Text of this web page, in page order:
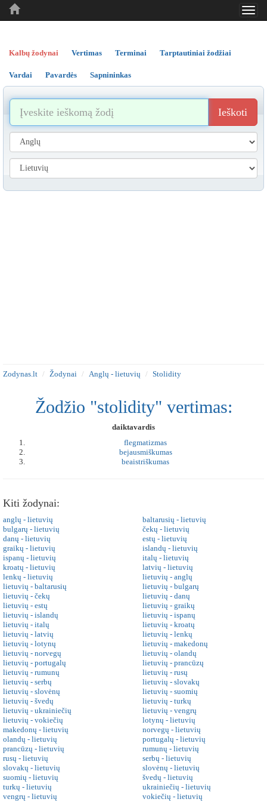
..
..
Kalbų žodynai Vertimas Terminai Tarptautiniai žodžiai
Vardai Pavardės Sapnininkas
Ieškoti
Zodynas.lt Žodynai Anglų - lietuvių Stolidity
Žodžio "stolidity" vertimas:
daiktavardis
flegmatizmas
bejausmiškumas
beaistriškumas
Kiti žodynai:
anglų - lietuvių
baltarusių - lietuvių
bulgarų - lietuvių
čekų - lietuvių
danų - lietuvių
estų - lietuvių
graikų - lietuvių
islandų - lietuvių
ispanų - lietuvių
italų - lietuvių
kroatų - lietuvių
latvių - lietuvių
lenkų - lietuvių
lietuvių - anglų
lietuvių - baltarusių
lietuvių - bulgarų
lietuvių - čekų
lietuvių - danų
lietuvių - estų
lietuvių - graikų
lietuvių - islandų
lietuvių - ispanų
lietuvių - italų
lietuvių - kroatų
lietuvių - latvių
lietuvių - lenkų
lietuvių - lotynų
lietuvių - makedonų
lietuvių - norvegų
lietuvių - olandų
lietuvių - portugalų
lietuvių - prancūzų
lietuvių - rumunų
lietuvių - rusų
lietuvių - serbų
lietuvių - slovakų
lietuvių - slovėnų
lietuvių - suomių
lietuvių - švedų
lietuvių - turkų
lietuvių - ukrainiečių
lietuvių - vengrų
lietuvių - vokiečių
lotynų - lietuvių
makedonų - lietuvių
norvegų - lietuvių
olandų - lietuvių
portugalų - lietuvių
prancūzų - lietuvių
rumunų - lietuvių
rusų - lietuvių
serbų - lietuvių
slovakų - lietuvių
slovėnų - lietuvių
suomių - lietuvių
švedų - lietuvių
turkų - lietuvių
ukrainiečių - lietuvių
vengrų - lietuvių
vokiečių - lietuvių